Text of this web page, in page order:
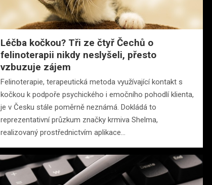
Léčba kočkou? Tři ze čtyř Čechů o
felinoterapii nikdy neslyšeli, přesto
vzbuzuje zájem
Felinoterapie, terapeutická metoda využívající kontakt s
kočkou k podpoře psychického i emočního pohodlí klienta,
je v Česku stále poměrně neznámá. Dokládá to
reprezentativní průzkum značky krmiva Shelma,
realizovaný prostřednictvím aplikace…